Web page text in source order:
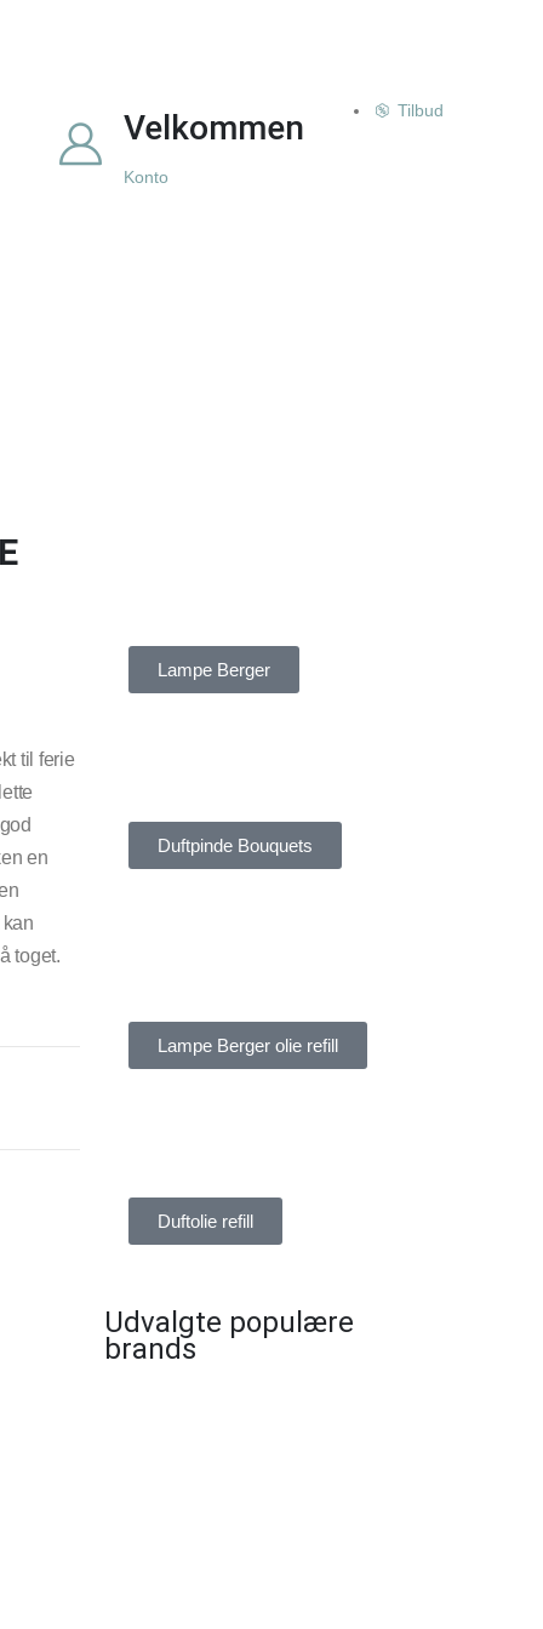
Velkommen
Konto
Tilbud
til ferie
en
toget.
Lampe Berger
Duftpinde Bouquets
Lampe Berger olie refill
Duftolie refill
Udvalgte populære
brands